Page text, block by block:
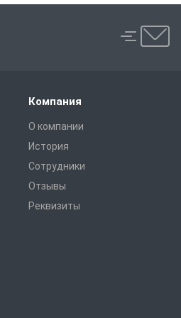
Компания
О компании
История
Сотрудники
Отзывы
Реквизиты